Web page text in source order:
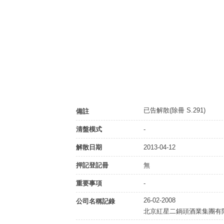
備註 已告解散(除冊 S.291)
清盤模式 -
解散日期 2013-04-12
押記登記冊 無
重要事項 -
公司名稱記錄
26-02-2008
北京紅星二鍋頭酒業集團有